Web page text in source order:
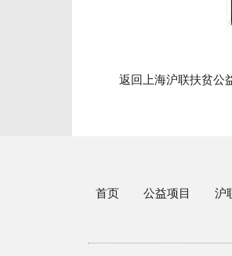
返回上海沪联扶贫公
首页 公益项目 沪